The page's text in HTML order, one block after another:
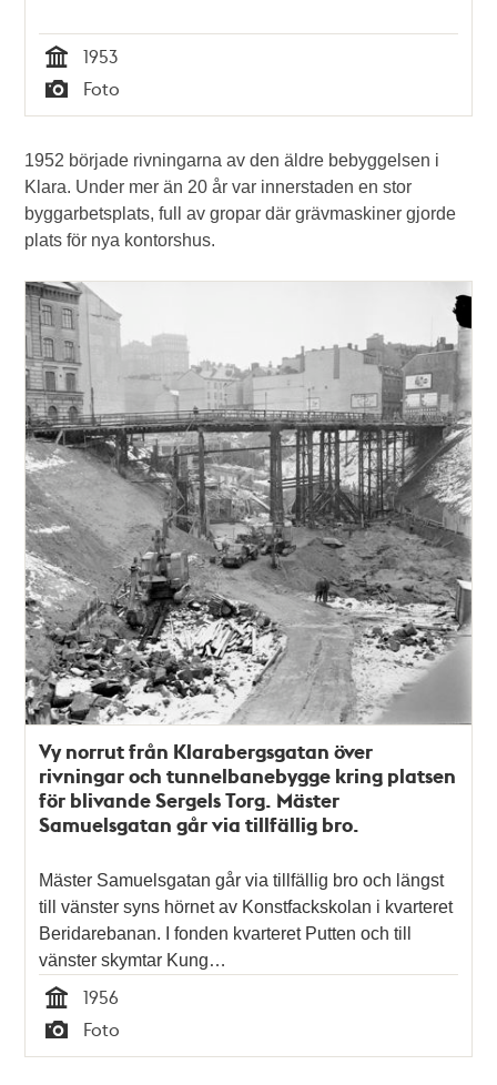
Tid
1953
Typ
Foto
1952 började rivningarna av den äldre bebyggelsen i
Klara. Under mer än 20 år var innerstaden en stor
byggarbetsplats, full av gropar där grävmaskiner gjorde
plats för nya kontorshus.
Vy norrut från Klarabergsgatan över
rivningar och tunnelbanebygge kring platsen
för blivande Sergels Torg. Mäster
Samuelsgatan går via tillfällig bro.
Mäster Samuelsgatan går via tillfällig bro och längst
till vänster syns hörnet av Konstfackskolan i kvarteret
Beridarebanan. I fonden kvarteret Putten och till
vänster skymtar Kung…
Tid
1956
Typ
Foto